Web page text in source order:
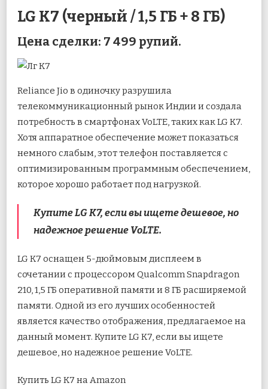
LG K7 (черный / 1,5 ГБ + 8 ГБ)
Цена сделки: 7 499 рупий.
Reliance Jio в одиночку разрушила
телекоммуникационный рынок Индии и создала
потребность в смартфонах VoLTE, таких как LG K7.
Хотя аппаратное обеспечение может показаться
немного слабым, этот телефон поставляется с
оптимизированным программным обеспечением,
которое хорошо работает под нагрузкой.
Купите LG K7, если вы ищете дешевое, но
надежное решение VoLTE.
LG K7 оснащен 5-дюймовым дисплеем в
сочетании с процессором Qualcomm Snapdragon
210, 1,5 ГБ оперативной памяти и 8 ГБ расширяемой
памяти. Одной из его лучших особенностей
является качество отображения, предлагаемое на
данный момент. Купите LG K7, если вы ищете
дешевое, но надежное решение VoLTE.
Купить LG K7 на Amazon